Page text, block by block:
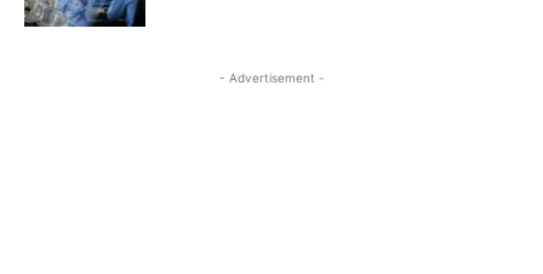
- Advertisement -